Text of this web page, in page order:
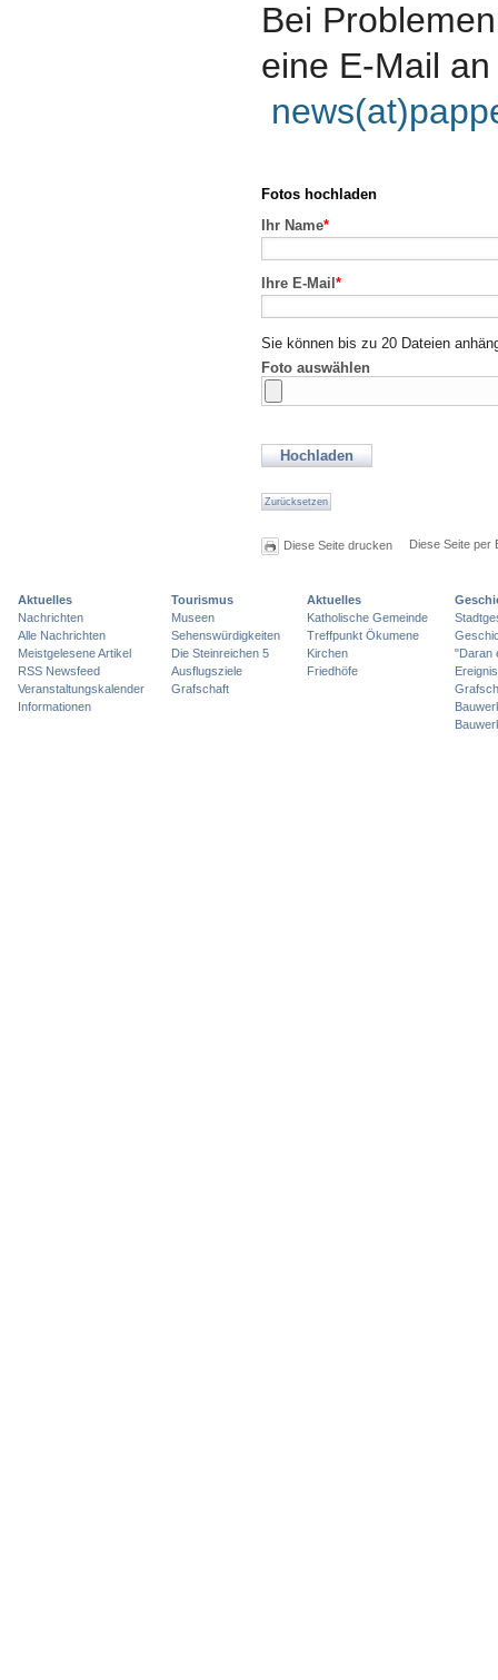
Bei
eine E-Mail
Fotos hochladen
Ihr Name*
Ihre E-Mail*
Sie können bis zu 20 Dateien
Foto auswählen
Diese Seite drucken Diese Seite per
Aktuelles
Nachrichten
Alle Nachrichten
Meistgelesene Artikel
RSS Newsfeed
Veranstaltungskalender
Informationen
Tourismus
Museen
Sehenswürdigkeiten
Die Steinreichen 5
Ausflugsziele
Grafschaft
Aktuelles
Katholische Gemeinde
Treffpunkt Ökumene
Kirchen
Friedhöfe
"Daran